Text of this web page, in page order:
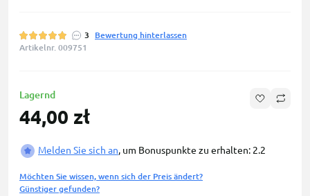
3
Bewertung hinterlassen
Artikelnr. 009751
Lagernd
44,00 zł
Melden Sie sich an, um Bonuspunkte zu erhalten: 2.2
Möchten Sie wissen, wenn sich der Preis ändert?
Günstiger gefunden?